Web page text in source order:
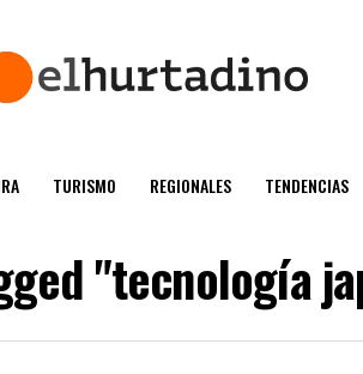
TURISMO REGIONALES TENDENCIAS
"tecnología